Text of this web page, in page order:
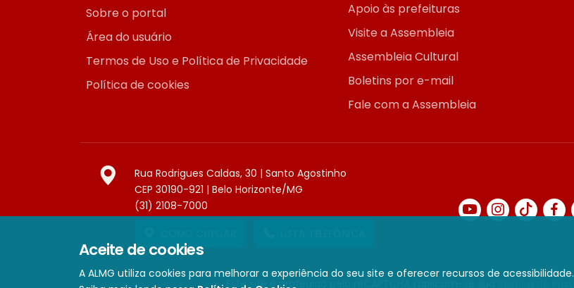
Aceite de cookies
A ALMG utiliza cookies para melhorar a experiência do seu site e oferecer recursos de acessibilidade.
Apoio às prefeituras
Visite a Assembleia
Assembleia Cultural
Boletins por e-mail
Fale com a Assembleia
Sobre o portal
Área do usuário
Termos de Uso e Política de Privacidade
Política de cookies
Rua Rodrigues Caldas, 30 | Santo Agostinho
CEP 30190-921 | Belo Horizonte/MG
(31) 2108-7000
Este site é protegido pelo reCAPTCHA (aplicam-se sua